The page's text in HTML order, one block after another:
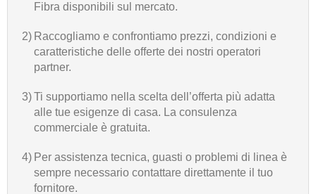
Fibra disponibili sul mercato.
2) Raccogliamo e confrontiamo prezzi, condizioni e
caratteristiche delle offerte dei nostri operatori
partner.
3)Ti supportiamo nella scelta dell’offerta più adatta
alle tue esigenze di casa. La consulenza
commerciale è gratuita.
4) Per assistenza tecnica, guasti o problemi di linea è
sempre necessario contattare direttamente il tuo
fornitore.